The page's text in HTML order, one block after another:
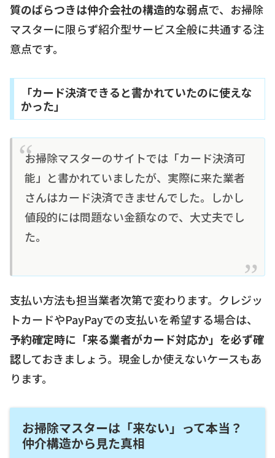
質のばらつきは仲介会社の構造的な弱点で、お掃除
マスターに限らず紹介型サービス全般に共通する注
意点です。
「カード決済できると書かれていたのに使えな
かった」
お掃除マスターのサイトでは「カード決済可
能」と書かれていましたが、実際に来た業者
さんはカード決済できませんでした。しかし
値段的には問題ない金額なので、大丈夫でし
た。
支払い方法も担当業者次第で変わります。クレジッ
トカードやPayPayでの支払いを希望する場合は、
予約確定時に「来る業者がカード対応か」を必ず確
認しておきましょう。現金しか使えないケースもあ
ります。
お掃除マスターは「来ない」って本当？
仲介構造から見た真相